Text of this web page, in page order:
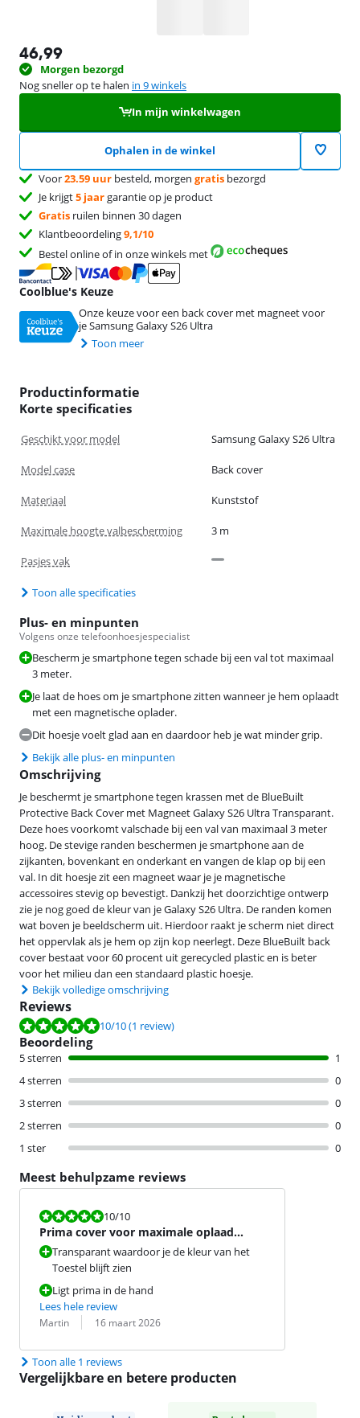
46,99
Morgen bezorgd
Nog sneller op te halen in 9 winkels
In mijn winkelwagen
Ophalen in de winkel
Voor23.59 uur besteld, morgen gratis bezorgd
Je krijgt5 jaargarantie op je product
Gratis ruilen binnen 30 dagen
Klantbeoordeling9,1/10
Bestel online of in onze winkels met
Coolblue's Keuze
Onze keuze voor een back cover met magneet voor
je Samsung Galaxy S26 Ultra
Toon meer
Productinformatie
Korte specificaties
Geschikt voor model Samsung Galaxy S26 Ultra
Model case Back cover
Materiaal Kunststof
Maximale hoogte valbescherming 3 m
Pasjes vak
Toon alle specificaties
Plus- en minpunten
Volgens onze telefoonhoesjespecialist
Bescherm je smartphone tegen schade bij een val tot maximaal
3 meter.
Je laat de hoes om je smartphone zitten wanneer je hem oplaadt
met een magnetische oplader.
Dit hoesje voelt glad aan en daardoor heb je wat minder grip.
Bekijk alle plus- en minpunten
Omschrijving
Je beschermt je smartphone tegen krassen met de BlueBuilt
Protective Back Cover met Magneet Galaxy S26 Ultra Transparant.
Deze hoes voorkomt valschade bij een val van maximaal 3 meter
hoog. De stevige randen beschermen je smartphone aan de
zijkanten, bovenkant en onderkant en vangen de klap op bij een
val. In dit hoesje zit een magneet waar je je magnetische
accessoires stevig op bevestigt. Dankzij het doorzichtige ontwerp
zie je nog goed de kleur van je Galaxy S26 Ultra. De randen komen
wat boven je beeldscherm uit. Hierdoor raakt je scherm niet direct
het oppervlak als je hem op zijn kop neerlegt. Deze BlueBuilt back
cover bestaat voor 60 procent uit gerecycled plastic en is beter
voor het milieu dan een standaard plastic hoesje.
Bekijk volledige omschrijving
Reviews
Beoordeling is 10 van de 10, gebaseerd op 1 review.
10/10(1 review)
Beoordeling
5 sterren
1
4 sterren
0
3 sterren
0
2 sterren
0
1 ster
0
Meest behulpzame reviews
Beoordeling is 10 van de 10.
10/10
Prima cover voor maximale oplaad
snelheid
Transparant waardoor je de kleur van het
Toestel blijft zien
Ligt prima in de hand
Lees hele review
Beoordeling door:
Martin
Datum: 16 maart 2026
Toon alle 1 reviews
Vergelijkbare en betere producten